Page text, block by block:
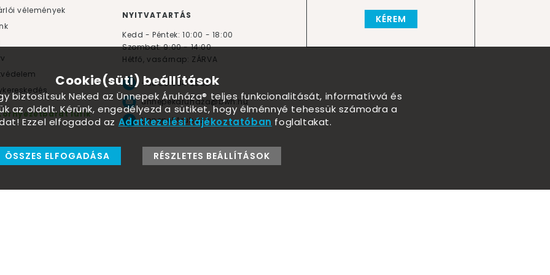
KÉREM
vélemények
lufik
NYITVATARTÁS
Kedd - Péntek: 10:00 - 18:00
Szombat: 9:00 - 14:00
Hétfő, vasárnap: ZÁRVA
+36 30 984 6955
unnepekaruhaza@bwh.hu
UnnepekAruhaza
Cookie(süti) beállítások
biztosítsuk Neked az Ünnepek Áruháza® teljes funkcionalitását, informatívvá és
az oldalt. Kérünk, engedélyezd a sütiket, hogy élménnyé tehessük számodra a
Ezzel elfogadod az Adatkezelési tájékoztatóban foglaltakat.
ÖSSZES ELFOGADÁSA RÉSZLETES BEÁLLÍTÁSOK